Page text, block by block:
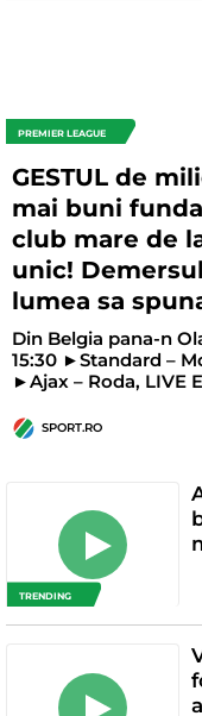
PREMIER LEAGUE
GESTUL de
mai buni
club mare de
unic!
lumea sa
Din Belgia pana-n
15:30 ►Standard –
►Ajax – Roda, LIVE
SPORT.RO
TRENDING